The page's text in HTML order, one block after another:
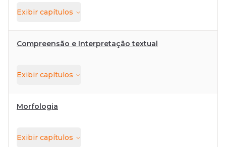
Exibir capítulos
Compreensão e Interpretação textual
Exibir capítulos
Morfologia
Exibir capítulos